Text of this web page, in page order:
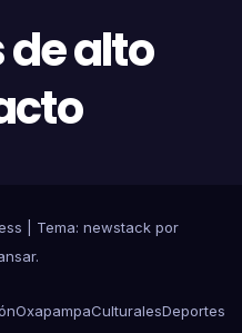
alto
Tema: newstack por
.
OxapampaCulturalesDeportes